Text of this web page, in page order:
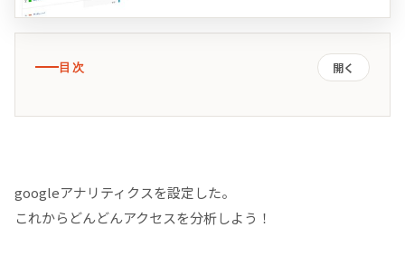
目次 開く
手順
手順２ googleアナリティクスのビュー設定を開く
googleアナリティクスを設定した。
これからどんどんアクセスを分析しよう！